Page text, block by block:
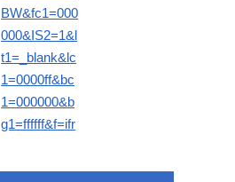
BW&fc1=000
000&IS2=1&l
t1=_blank&lc
1=0000ff&bc
1=000000&b
g1=ffffff&f=ifr